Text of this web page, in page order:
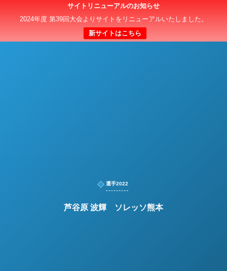
サイトリニューアルのお知らせ
2024年度 第39回大会よりサイトをリニューアルいたしました。
新サイトはこちら
日本クラブユースサッカー選手権（U-15）大会
選手2022
芦谷原 波輝 ソレッソ熊本